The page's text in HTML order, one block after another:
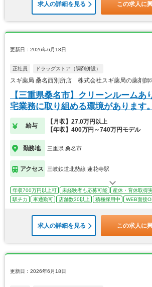
求人の詳細を見る この求人に
更新日：2026年6月18日
正社員 ドラッグストア（調剤併設）
スギ薬局 桑名西別所店 株式会社スギ薬局の薬剤師
【三重県桑名市】クリーンルームあ
宅業務に取り組める環境があります。
給与
【月収】27.0万円以上
【年収】400万円～740万円モデル
勤務地 三重県 桑名市
アクセス 三岐鉄道北勢線 蓮花寺駅
年収700万円以上可 未経験者も応募可能 産休・育休取得
駅チカ
車通勤可 店舗数30以上 積極採用中 WEB面接
求人の詳細を見る この求人に
更新日：2026年6月18日